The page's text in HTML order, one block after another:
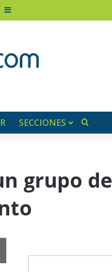
Barra lateral
SECCIONES
grupo de